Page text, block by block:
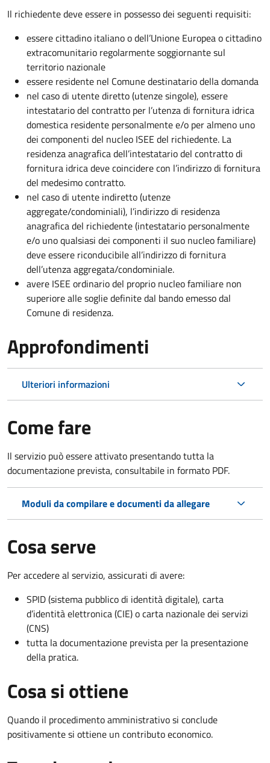
Il richiedente deve essere in possesso dei seguenti requisiti:
essere cittadino italiano o dell’Unione Europea o cittadino
extracomunitario regolarmente soggiornante sul
territorio nazionale
essere residente nel Comune destinatario della domanda
nel caso di utente diretto (utenze singole), essere
intestatario del contratto per l’utenza di fornitura idrica
domestica residente personalmente e/o per almeno uno
dei componenti del nucleo ISEE del richiedente. La
residenza anagrafica dell’intestatario del contratto di
fornitura idrica deve coincidere con l’indirizzo di fornitura
del medesimo contratto.
nel caso di utente indiretto (utenze
aggregate/condominiali), l’indirizzo di residenza
anagrafica del richiedente (intestatario personalmente
e/o uno qualsiasi dei componenti il suo nucleo familiare)
deve essere riconducibile all’indirizzo di fornitura
dell’utenza aggregata/condominiale.
avere ISEE ordinario del proprio nucleo familiare non
superiore alle soglie definite dal bando emesso dal
Comune di residenza.
Approfondimenti
Ulteriori informazioni
Come fare
Il servizio può essere attivato presentando tutta la
documentazione prevista, consultabile in formato PDF.
Moduli da compilare e documenti da allegare
Cosa serve
Per accedere al servizio, assicurati di avere:
SPID (sistema pubblico di identità digitale), carta
d’identità elettronica (CIE) o carta nazionale dei servizi
(CNS)
tutta la documentazione prevista per la presentazione
della pratica.
Cosa si ottiene
Quando il procedimento amministrativo si conclude
positivamente si ottiene un contributo economico.